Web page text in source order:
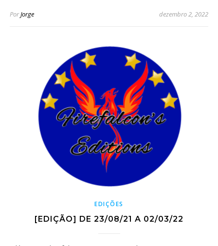
PorJorge dezembro 2, 2022
EDIÇÕES
[EDIÇÃO] DE 23/08/21 A 02/03/22